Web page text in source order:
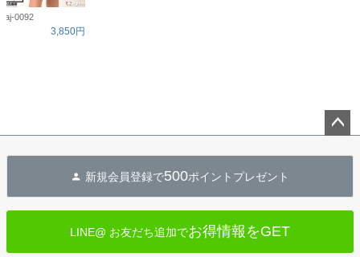
aj-0092
3,850円
へ
新規会員登録で500ポイントプレゼント
LINE@ お友だち追加でお得情報をGET